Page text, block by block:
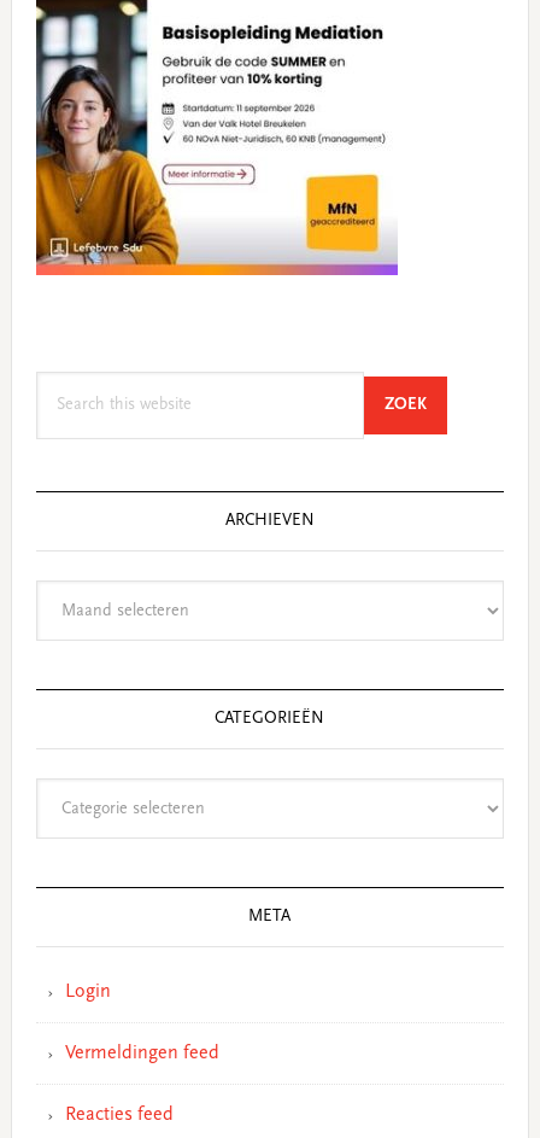
ZOEKSEARCH
ARCHIEVEN
CATEGORIEËN
META
Login
Vermeldingen feed
Reacties feed